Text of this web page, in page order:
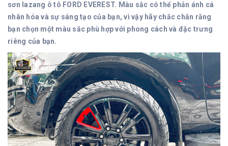
sơn lazang ô tô FORD EVEREST. Màu sắc có thể phản ánh cá
nhân hóa và sự sáng tạo của bạn, vì vậy hãy chắc chắn rằng
bạn chọn một màu sắc phù hợp với phong cách và đặc trưng
riêng của bạn.